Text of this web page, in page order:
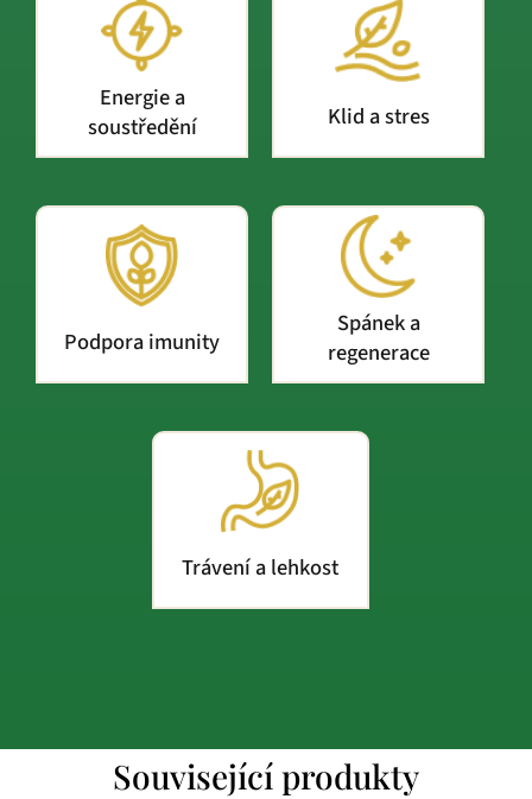
Energie a
soustředění
Klid a stres
Podpora imunity
Spánek a
regenerace
Trávení a lehkost
Související produkty